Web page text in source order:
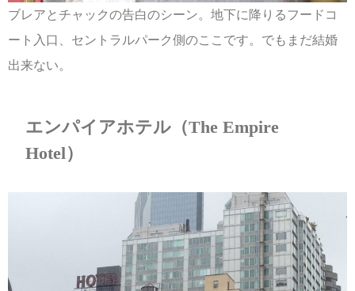
ブレアとチャックの告白のシーン。地下に降りるフードコ
ート入口、セントラルパーク側のここです。でもまだ結婚
出来ない。
エンパイアホテル（The Empire
Hotel）